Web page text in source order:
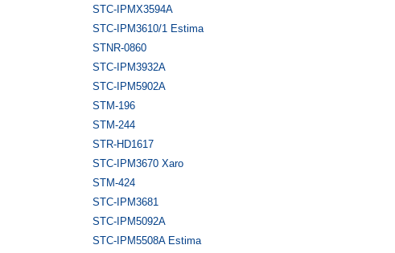
STC-IPMX3594A
STC-IPM3610/1 Estima
STNR-0860
STC-IPM3932A
STC-IPM5902А
STM-196
STM-244
STR-HD1617
STC-IPM3670 Xaro
STM-424
STC-IPM3681
STC-IPM5092A
STC-IPM5508A Estima